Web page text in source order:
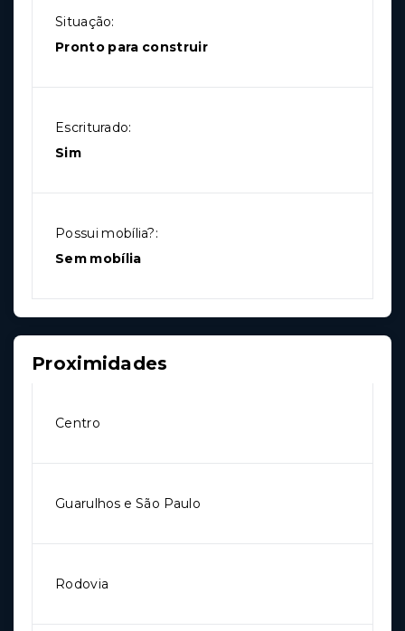
Situação:
Pronto para construir
Escriturado:
Sim
Possui mobília?:
Sem mobília
Proximidades
Centro
Guarulhos e São Paulo
Rodovia